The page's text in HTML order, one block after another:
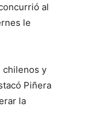
al
le
chilenos y
Piñera
la